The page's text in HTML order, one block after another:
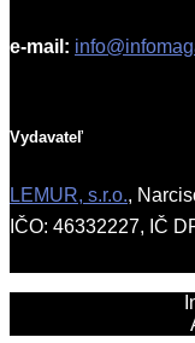
e-mail:
Vydavateľ
LEMUR, s.r.o.,
IČO: 46332227, IČ